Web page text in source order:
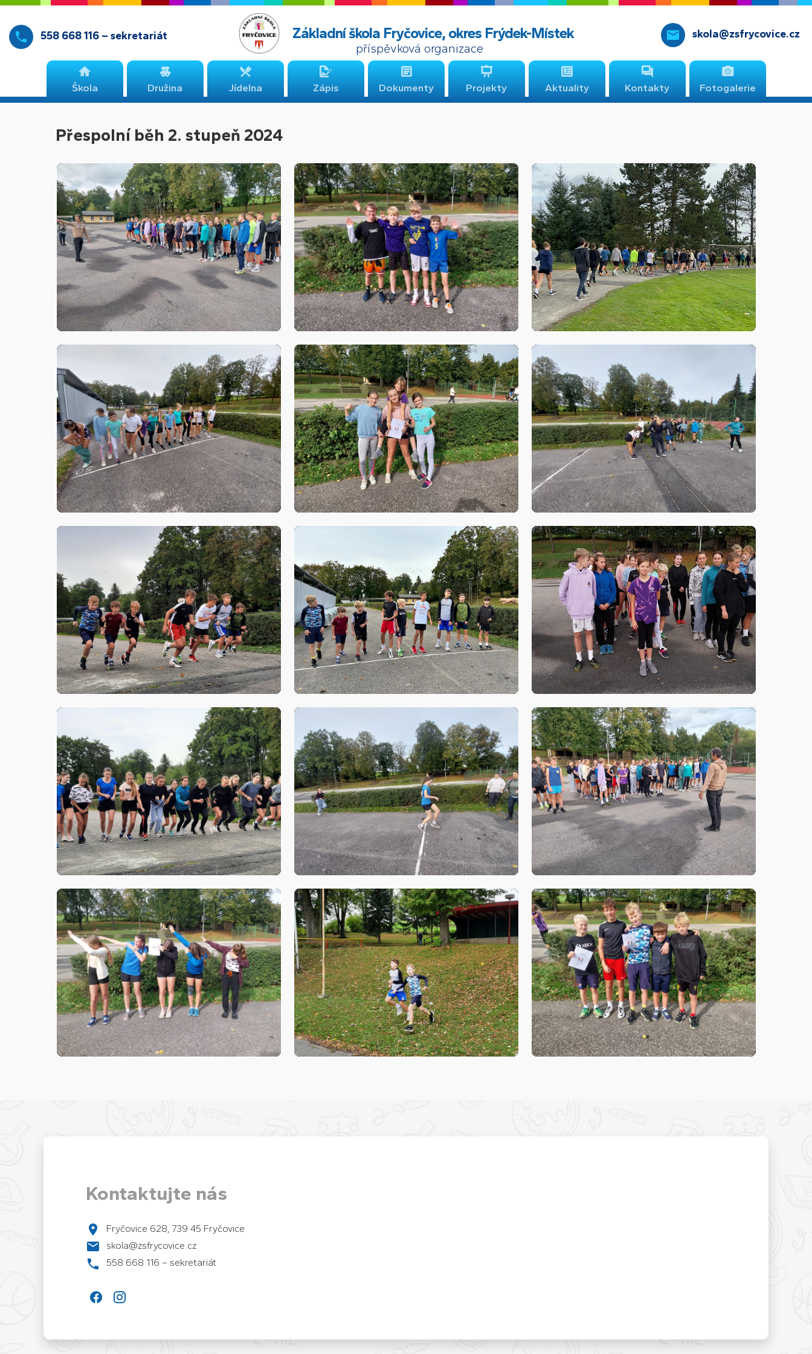
Základní škola Fryčovice, okres Frýdek-Místek
příspěvková organizace
skola@zsfrycovice.cz
558 668 116 – sekretariát
Škola Družina Jídelna Zápis Dokumenty Projekty Aktuality Kontakty Fotogalerie
Přespolní běh 2. stupeň 2024
Kontaktujte nás
Fryčovice 628, 739 45 Fryčovice
skola@zsfrycovice.cz
558 668 116 – sekretariát